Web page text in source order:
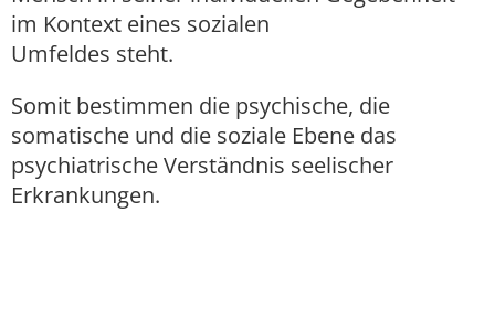
im Kontext eines sozialen
Umfeldes steht.
Somit bestimmen die psychische, die
somatische und die soziale Ebene das
psychiatrische Verständnis seelischer
Erkrankungen.